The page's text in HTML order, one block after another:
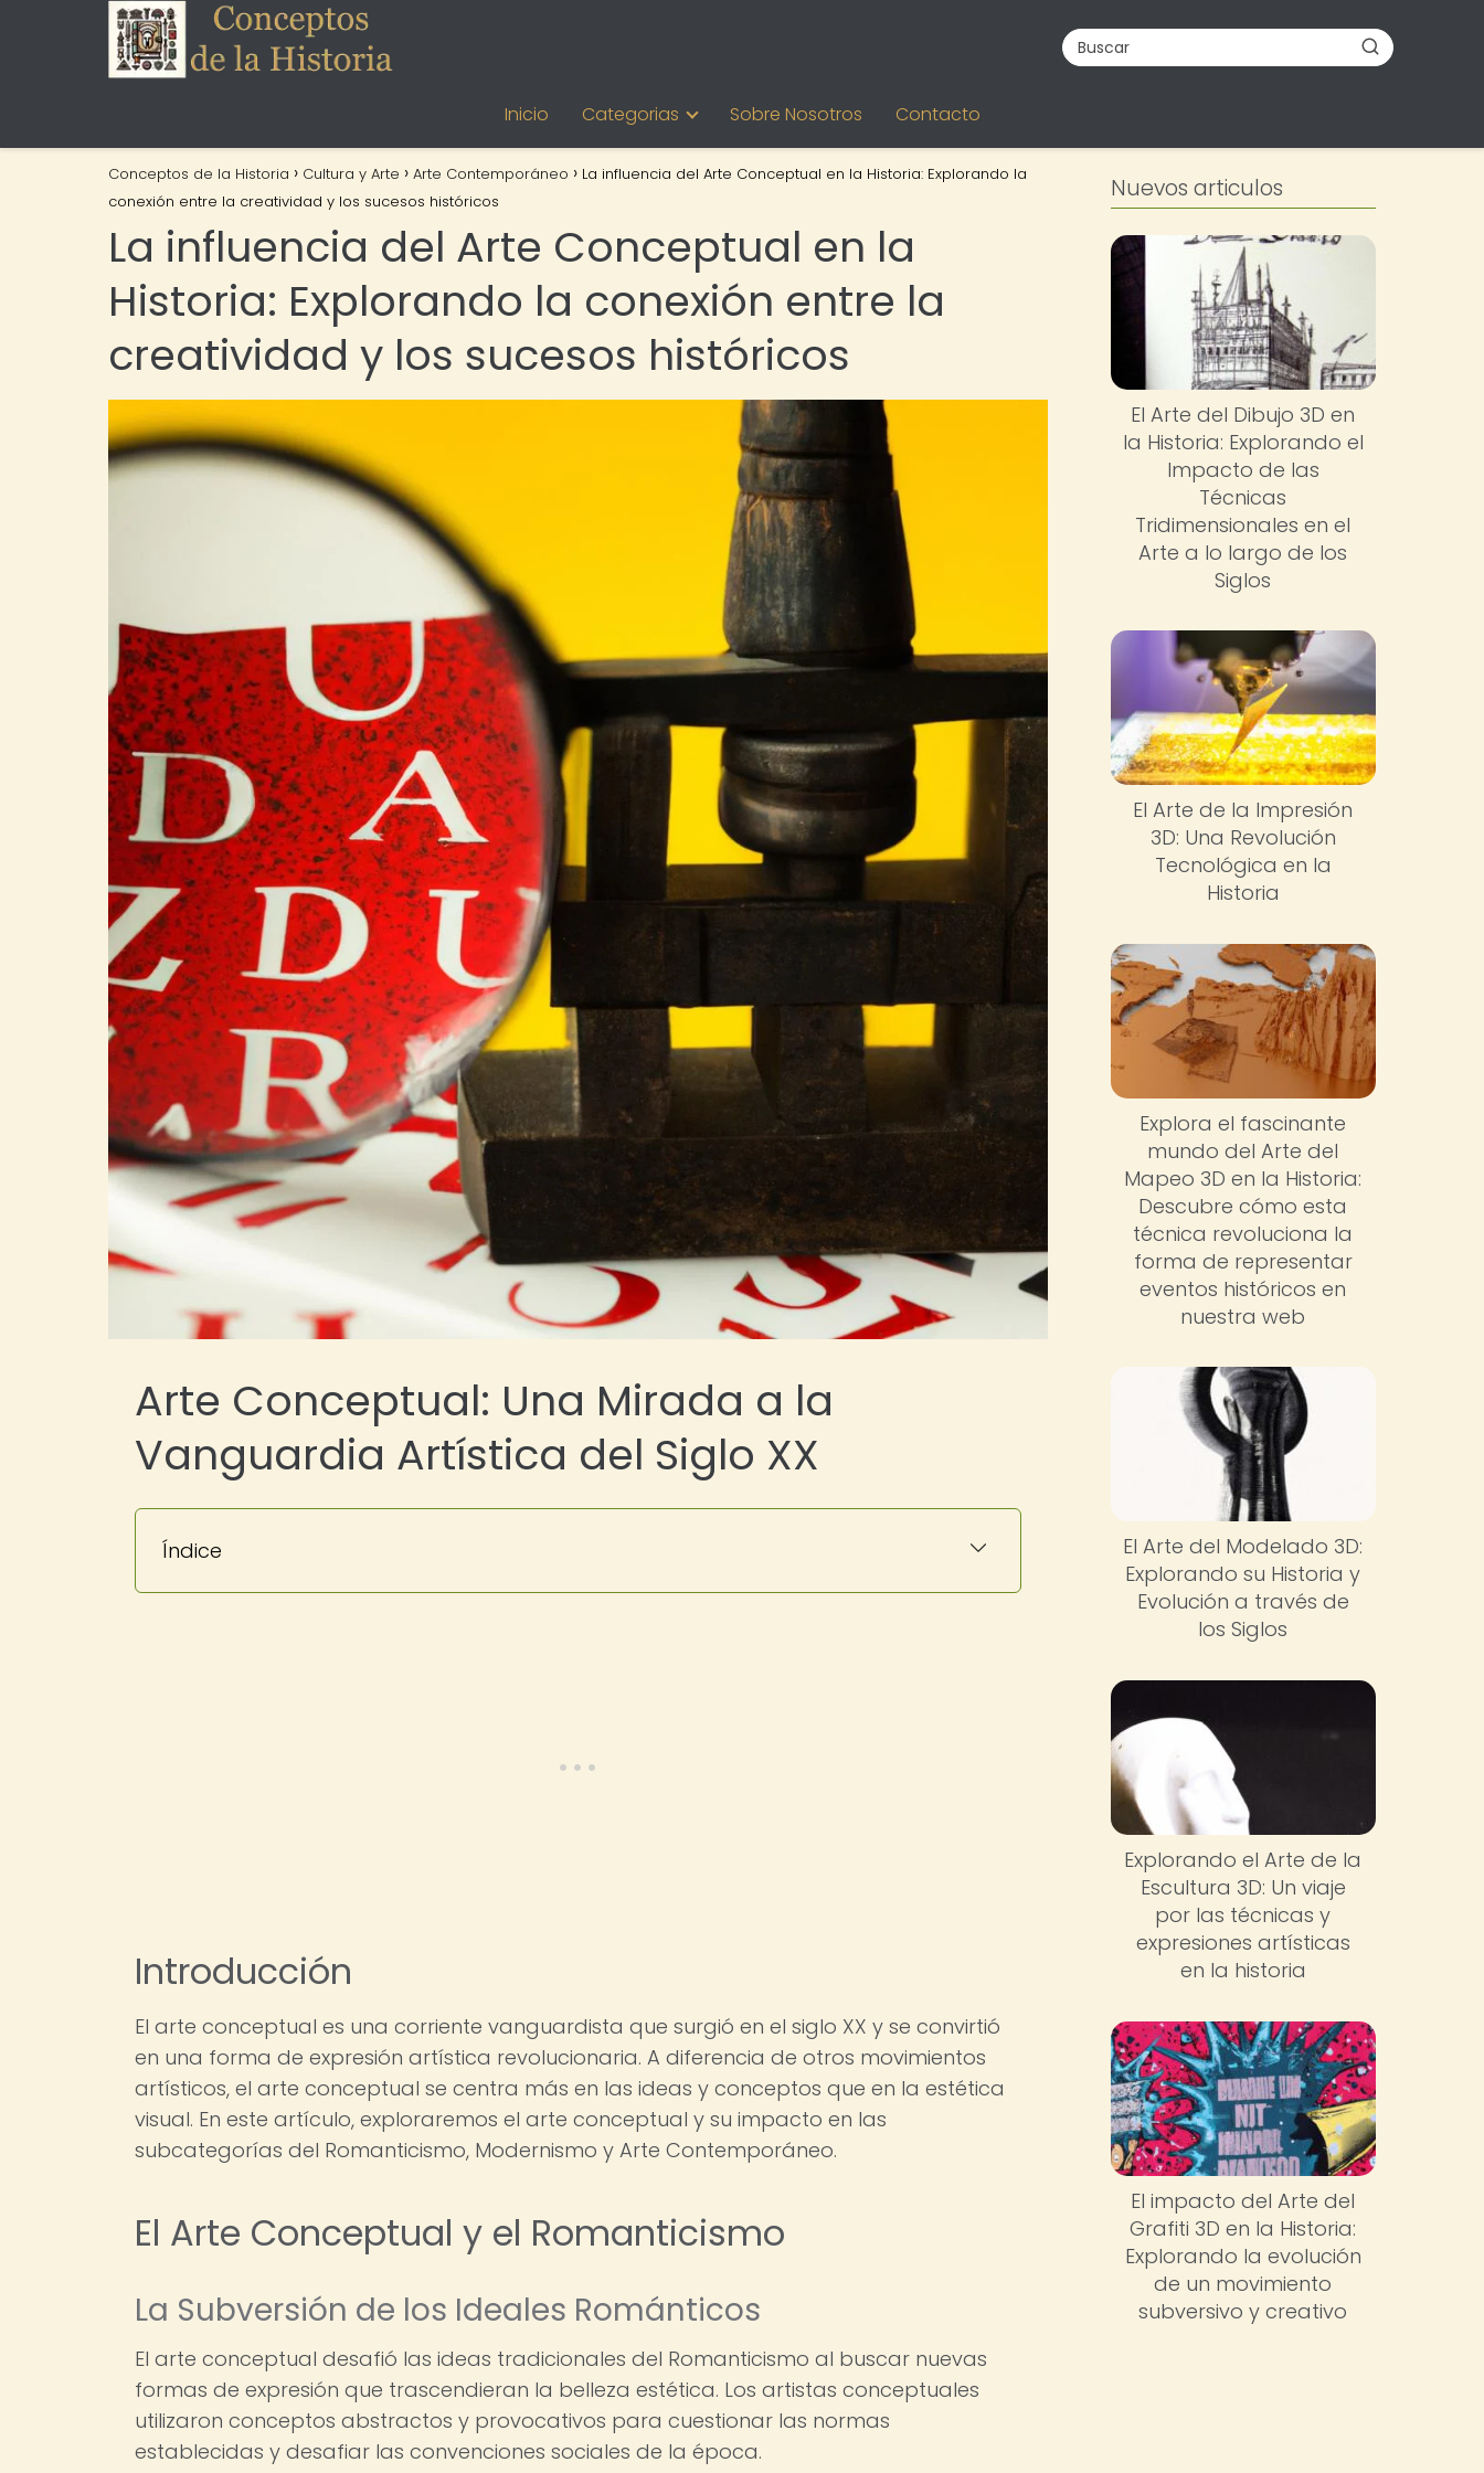
Inicio Categorias Sobre Nosotros Contacto
Conceptos de la Historia Cultura y Arte Arte Contemporáneo
La influencia del Arte Conceptual en la Historia: Explorando la
conexión entre la creatividad y los sucesos históricos
La influencia del Arte Conceptual en la
Historia: Explorando la conexión entre la
creatividad y los sucesos históricos
Arte Conceptual: Una Mirada a la
Vanguardia Artística del Siglo XX
Índice
Introducción
El arte conceptual es una corriente vanguardista que surgió en el siglo XX y se convirtió
en una forma de expresión artística revolucionaria. A diferencia de otros movimientos
artísticos, el arte conceptual se centra más en las ideas y conceptos que en la estética
visual. En este artículo, exploraremos el arte conceptual y su impacto en las
subcategorías del Romanticismo, Modernismo y Arte Contemporáneo.
El Arte Conceptual y el Romanticismo
La Subversión de los Ideales Románticos
El arte conceptual desafió las ideas tradicionales del Romanticismo al buscar nuevas
formas de expresión que trascendieran la belleza estética. Los artistas conceptuales
utilizaron conceptos abstractos y provocativos para cuestionar las normas
establecidas y desafiar las convenciones sociales de la época.
Nuevos articulos
El Arte del Dibujo 3D en
la Historia: Explorando el
Impacto de las
Técnicas
Tridimensionales en el
Arte a lo largo de los
Siglos
El Arte de la Impresión
3D: Una Revolución
Tecnológica en la
Historia
Explora el fascinante
mundo del Arte del
Mapeo 3D en la Historia:
Descubre cómo esta
técnica revoluciona la
forma de representar
eventos históricos en
nuestra web
El Arte del Modelado 3D:
Explorando su Historia y
Evolución a través de
los Siglos
Explorando el Arte de la
Escultura 3D: Un viaje
por las técnicas y
expresiones artísticas
en la historia
El impacto del Arte del
Grafiti 3D en la Historia:
Explorando la evolución
de un movimiento
subversivo y creativo